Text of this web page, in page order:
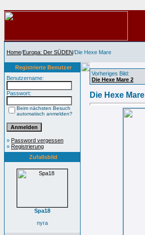
Home/Europa: Der SÜDEN/Die Hexe Mare
Registrierte Benutzer
Benutzername:
Passwort:
Beim nächsten Besuch
automatisch anmelden?
» Password vergessen
» Registrierung
Zufallsbild
Spa18
nyra
Vorheriges Bild:
Die Hexe Mare 2
Die Hexe Mare